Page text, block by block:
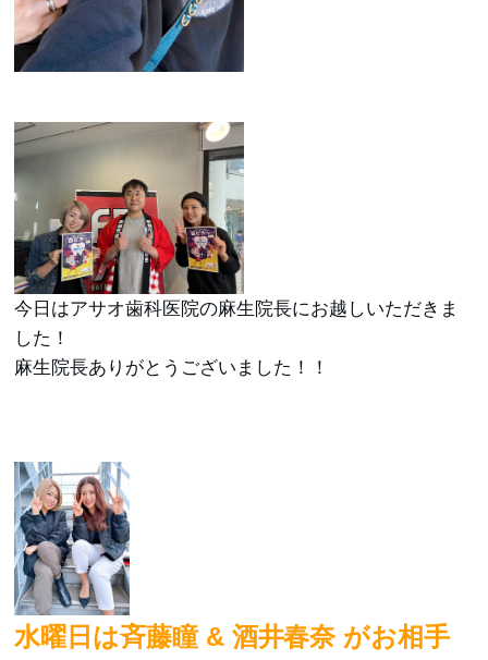
今日はアサオ歯科医院の麻生院長にお越しいただきま
した！
麻生院長ありがとうございました！！
水曜日は斉藤瞳 & 酒井春奈がお相手